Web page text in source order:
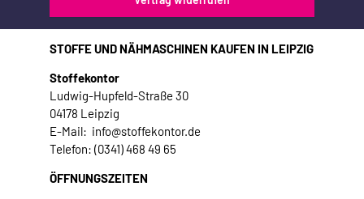
STOFFE UND NÄHMASCHINEN KAUFEN IN LEIPZIG
Stoffekontor
Ludwig-Hupfeld-Straße 30
04178 Leipzig
E-Mail: info@stoffekontor.de
Telefon: (0341) 468 49 65
ÖFFNUNGSZEITEN